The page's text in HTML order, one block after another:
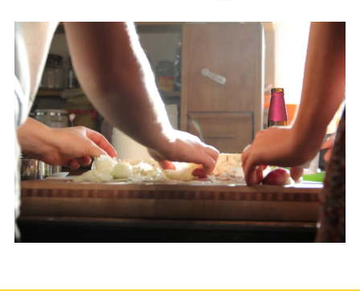
o
r
: